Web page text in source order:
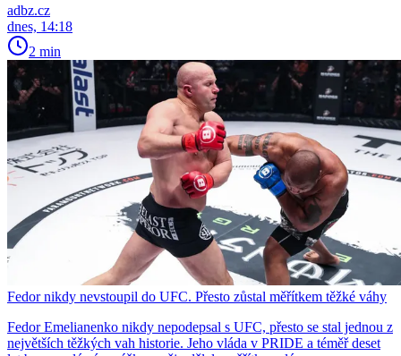
adbz.cz
dnes, 14:18
2 min
Fedor nikdy nevstoupil do UFC. Přesto zůstal měřítkem těžké váhy
Fedor Emelianenko nikdy nepodepsal s UFC, přesto se stal jednou z
největších těžkých vah historie. Jeho vláda v PRIDE a téměř deset